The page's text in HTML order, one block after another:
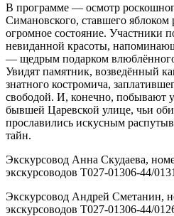
В программе — осмотр
Симановского, ставшего яблоком
огромное состояние. Участники
невиданной красоты,
— щедрым подарком
Увидят памятник, возведённый
знатного костромича,
свободой. И, конечно, побывают
бывшей Царевской улице, чьи
прославились искусным
тайн.
Экскурсовод Анна Скудаева,
экскурсоводов Т027-01306-44/
Экскурсовод Андрей Сметанин,
экскурсоводов Т027-01306-44/